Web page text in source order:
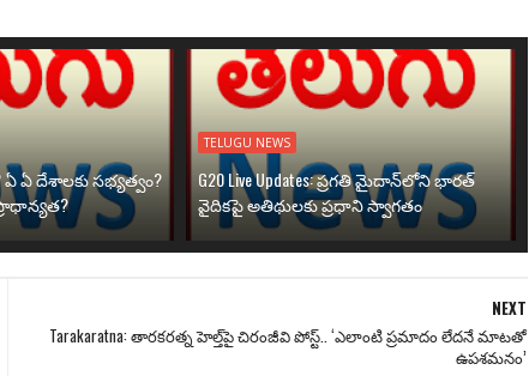
ఏ ఏ దేశాలకు సభ్యత్వం?
TELUGU NEWS
G20 Live Updates: ప్రగతి మైదాన్‌లోని భారత్
వైదికపై అతిథులకు ప్రధాని స్వాగతం
NEXT
Tarakaratna: తారకరత్న హెల్త్‌పై చిరంజీవి పోస్ట్.. ‘ఎలాంటి ప్రమాదం లేదనే మాటతో
ఉపశమనం’